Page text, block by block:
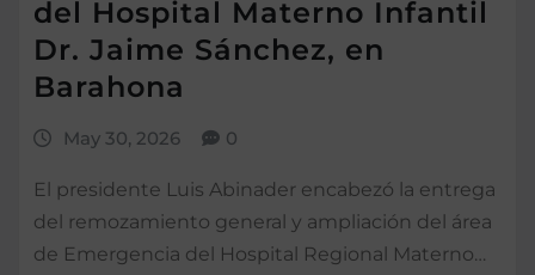
del Hospital Materno Infantil
Dr. Jaime Sánchez, en
Barahona
May 30, 2026 0
El presidente Luis Abinader encabezó la entrega
del remozamiento general y ampliación del área
de Emergencia del Hospital Regional Materno…